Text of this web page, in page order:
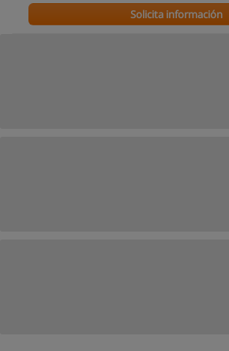
Solicita información